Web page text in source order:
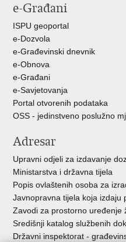
FacebookuTwitteru
e-Građani
ISPU geoportal
e-Dozvola
e-Građevinski dnevnik
e-Obnova
e-Građani
e-Savjetovanja
Portal otvorenih podataka
OSS - jedinstveno poslužno
Adresar
Upravni odjeli za izdavanje
Ministarstva i državna tijela
Popis ovlaštenih osoba za
Javnopravna tijela koja izdaju
Zavodi za prostorno uređenje
Središnji katalog službenih
Državni inspektorat -